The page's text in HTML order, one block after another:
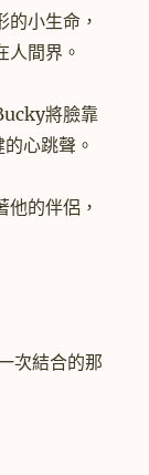
小生命，
人間界。
將臉靠
心跳聲。
的伴侶，
次結合的那